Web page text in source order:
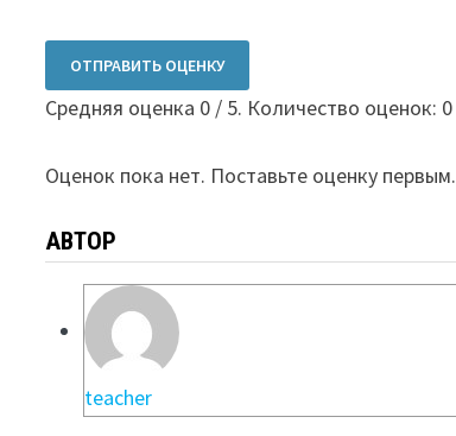
ОТПРАВИТЬ ОЦЕНКУ
Средняя оценка 0 / 5. Количество оценок: 0
Оценок пока нет. Поставьте оценку первым.
АВТОР
teacher